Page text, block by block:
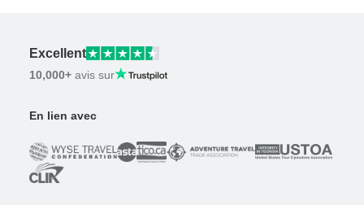
Excellent
10,000+ avis sur
En lien avec